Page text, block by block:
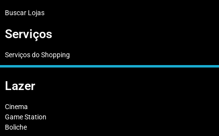
Buscar Lojas
Serviços
Serviços do Shopping
Lazer
Cinema
Game Station
Boliche